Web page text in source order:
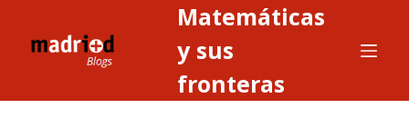
Matemáticas
y sus
fronteras